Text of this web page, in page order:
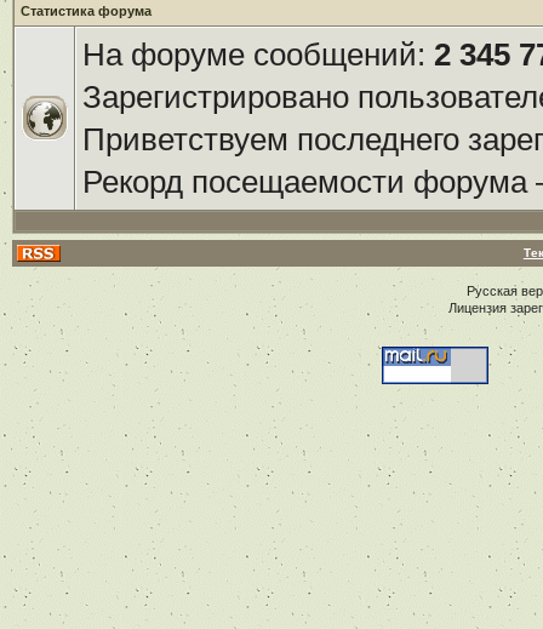
Статистика форума
На форуме сообщений: 2 345
Зарегистрировано
Приветствуем последнего
Рекорд посещаемости
Русская
Лицензия